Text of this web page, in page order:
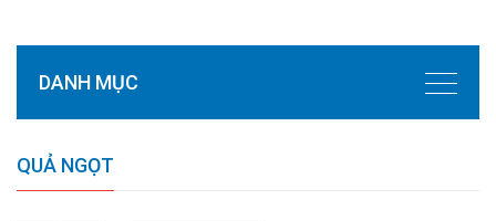
DANH MỤC
QUẢ NGỌT